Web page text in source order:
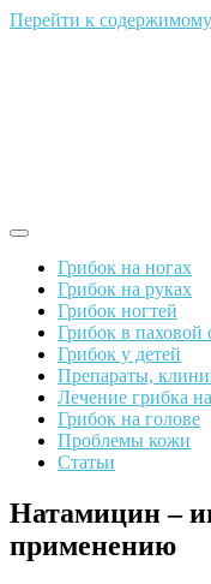
Перейти к содержимому
Грибок на ногах
Грибок на руках
Грибок ногтей
Грибок в паховой
Грибок у детей
Препараты,
Лечение грибка
Грибок на голове
Проблемы кожи
Статьи
Натамицин –
применению